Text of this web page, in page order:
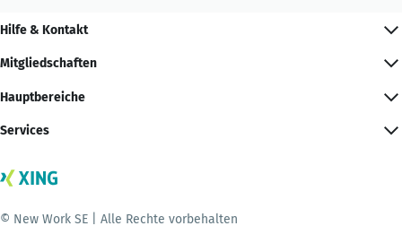
Hilfe & Kontakt
Mitgliedschaften
Hauptbereiche
Services
© New Work SE | Alle Rechte vorbehalten